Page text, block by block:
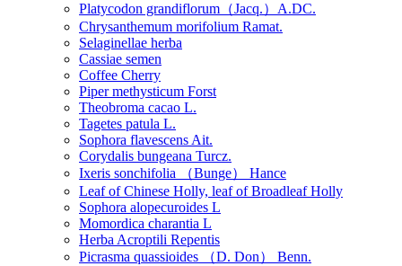
Platycodon grandiflorum（Jacq.）A.DC.
Chrysanthemum morifolium Ramat.
Selaginellae herba
Cassiae semen
Coffee Cherry
Piper methysticum Forst
Theobroma cacao L.
Tagetes patula L.
Sophora flavescens Ait.
Corydalis bungeana Turcz.
Ixeris sonchifolia （Bunge） Hance
Leaf of Chinese Holly, leaf of Broadleaf Holly
Sophora alopecuroides L
Momordica charantia L
Herba Acroptili Repentis
Picrasma quassioides （D. Don） Benn.